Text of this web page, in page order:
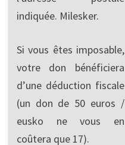
indiquée. Milesker.
Si vous êtes imposable,
votre don bénéficiera
d’une déduction fiscale
(un don de 50 euros /
eusko ne vous en
coûtera que 17).